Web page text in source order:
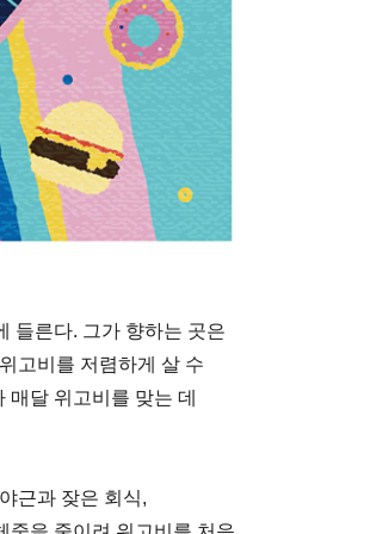
들른다. 그가 향하는 곳은
고비를 저렴하게 살 수
달 위고비를 맞는 데
근과 잦은 회식,